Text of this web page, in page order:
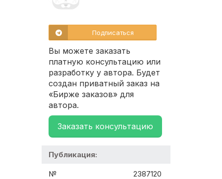
Подписаться
Вы можете заказать
платную консультацию или
разработку у автора. Будет
создан приватный заказ на
«Бирже заказов» для
автора.
Заказать консультацию
Публикация:
№ 2387120